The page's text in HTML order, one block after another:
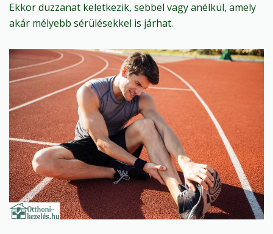
Ekkor duzzanat keletkezik, sebbel vagy anélkül, amely
akár mélyebb sérülésekkel is járhat.